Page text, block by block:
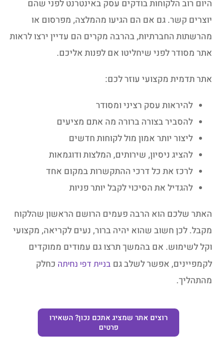
היום רוב הלקוחות בודקים עסק באינטרנט לפני שהם
יוצרים קשר. גם אם הם הגיעו מהמלצה, מפרסום או
מהרשתות החברתיות, בהרבה מקרים הם עדיין ירצו לראות
אתר מסודר לפני שיחליטו אם לפנות אליכם.
אתר תדמית מקצועי עוזר לכם:
להיראות עסק רציני ומסודר
להסביר בצורה ברורה מה אתם מציעים
ליצור יותר אמון מול לקוחות חדשים
להציג ניסיון, שירותים, המלצות ודוגמאות
לרכז את כל דרכי ההתקשרות במקום אחד
להגדיל את הסיכוי לקבל יותר פניות
האתר שלכם הוא הרבה פעמים הרושם הראשון שהלקוח
מקבל. לכן חשוב שהוא יהיה ברור, נעים לקריאה, מקצועי
וקל לשימוש. אם בהמשך תרצו גם עמודים ממוקדים
לקמפיינים, אפשר לשלב גם בניית דפי נחיתה כחלק
מהתהליך.
רוצים אתר שמציג אתכם נכון? השאירו
פרטים